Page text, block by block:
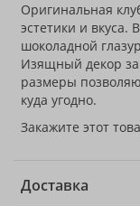
Оригинальная
эстетики и вкуса.
шоколадной
Изящный декор
размеры
куда угодно.
Закажите этот
Доставка